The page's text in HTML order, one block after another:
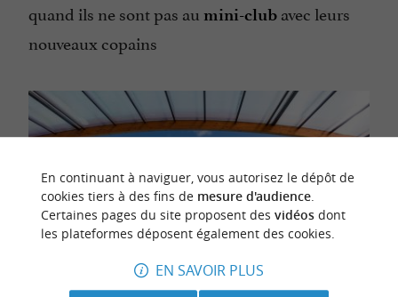
quand ils ne sont pas au mini-club avec leurs
nouveaux copains
En continuant à naviguer, vous autorisez le dépôt de
cookies tiers à des fins de mesure d'audience.
Certaines pages du site proposent des vidéosdont
les plateformes déposent également des cookies.
EN SAVOIR PLUS